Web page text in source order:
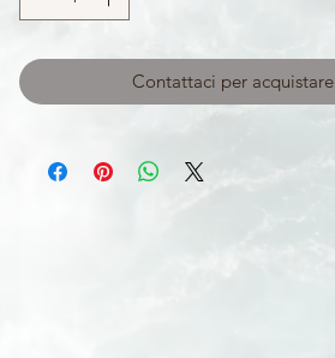
Contattaci per acquistare